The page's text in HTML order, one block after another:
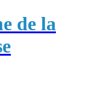
de la